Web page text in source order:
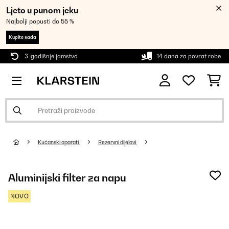
Ljeto u punom jeku
Najbolji popusti do 55 %
Kupite sada
3-godišnje jamstvo 14 dana za povrat robe
Kućanski aparati Rezervni dijelovi
Aluminijski filter za napu
NOVO